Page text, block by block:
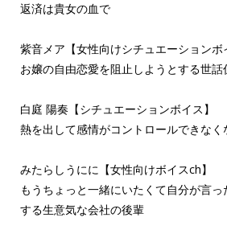
返済は貴女の血で
紫音メア【女性向けシチュエーションボ
お嬢の自由恋愛を阻止しようとする世話
白庭 陽奏【シチュエーションボイス】
熱を出して感情がコントロールできなく
みたらしうにに【女性向けボイスch】
もうちょっと一緒にいたくて自分が言
する生意気な会社の後輩